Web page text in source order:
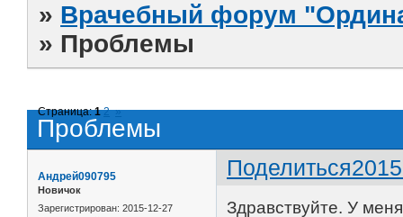
» Врачебный форум
» Проблемы
Проблемы
Страница:1 2 »
Поделиться
Андрей090795
Новичок
Зарегистрирован: 2015-12-27
Здравствуйте. У